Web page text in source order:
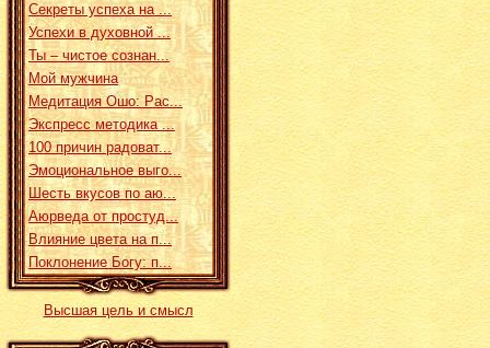
Секреты успеха на ...
Успехи в духовной ...
Ты – чистое сознан...
Мой мужчина
Медитация Ошо: Рас...
Экспресс методика ...
100 причин радоват...
Эмоциональное выго...
Шесть вкусов по аю...
Аюрведа от простуд...
Влияние цвета на п...
Поклонение Богу: п...
Высшая цель и смысл